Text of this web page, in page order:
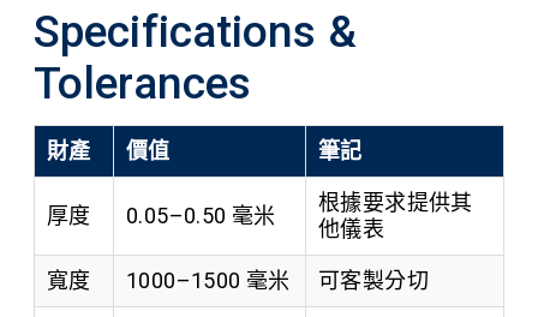
Specifications &
Tolerances
財產 價值 筆記
厚度 0.05–0.50 毫米
根據要求提供其
他儀表
寬度 1000–1500 毫米 可客製分切